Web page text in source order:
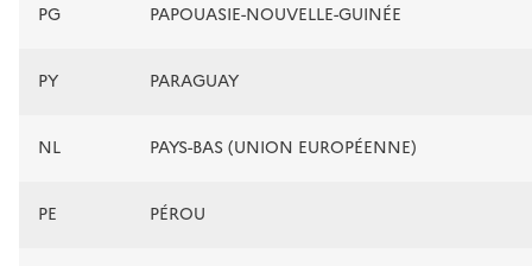
PG PAPOUASIE-NOUVELLE-GUINÉE
PY PARAGUAY
NL PAYS-BAS (UNION EUROPÉENNE)
PE PÉROU